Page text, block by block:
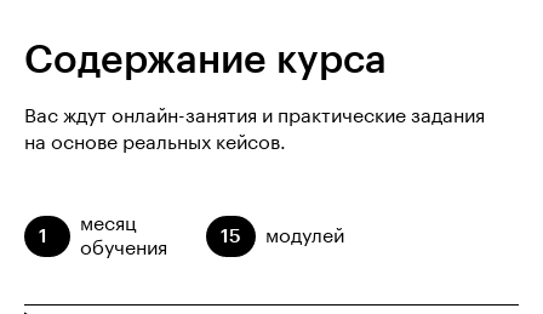
Содержание курса
Вас ждут онлайн-занятия и практические задания
на основе реальных кейсов.
1
месяц
обучения
15 модулей